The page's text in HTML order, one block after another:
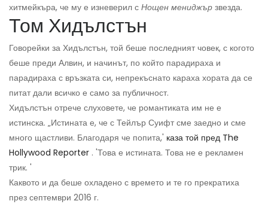
хитмейкъра, че му е изневерил с Нощен мениджър звезда.
Том Хидълстън
Говорейки за Хидълстън, той беше последният човек, с когото
беше преди Алвин, и начинът, по който парадираха и
парадираха с връзката си, непрекъснато караха хората да се
питат дали всичко е само за публичност.
Хидълстън отрече слуховете, че романтиката им не е
истинска. „Истината е, че с Тейлър Суифт сме заедно и сме
много щастливи. Благодаря че попита,' каза той пред The ​​
Hollywood Reporter . 'Това е истината. Това не е рекламен
трик. '
Каквото и да беше охладено с времето и те го прекратиха
през септември 2016 г.